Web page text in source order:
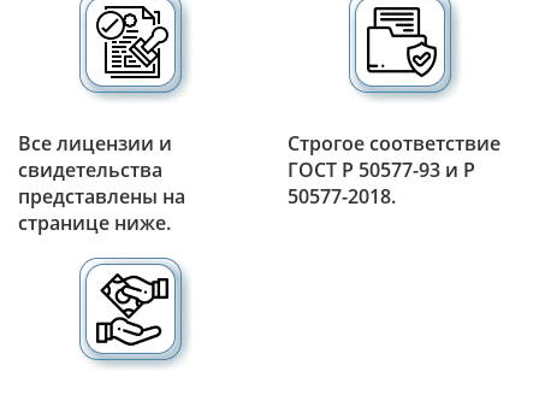
Все лицензии и
свидетельства
представлены на
странице ниже.
Строгое соответствие
ГОСТ Р 50577-93 и Р
50577-2018.